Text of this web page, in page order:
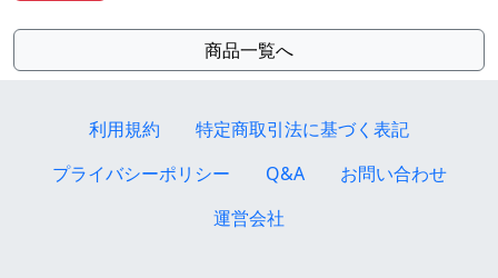
商品一覧へ
利用規約
特定商取引法に基づく表記
プライバシーポリシー
Q&A
お問い合わせ
運営会社